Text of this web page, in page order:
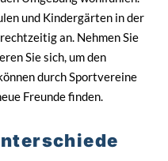
und Kindergärten in der
an. Nehmen Sie
Sie sich, um den
durch Sportvereine
Freunde finden.